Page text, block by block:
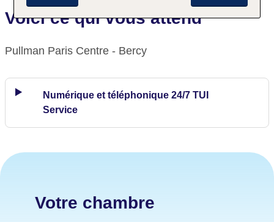
Voici ce qui vous attend
Pullman Paris Centre - Bercy
Numérique et téléphonique 24/7 TUI
Service
Votre chambre